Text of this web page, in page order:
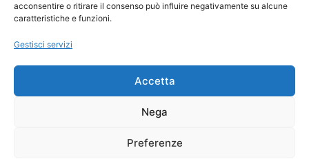
acconsentire o ritirare il consenso può influire negativamente su alcune
caratteristiche e funzioni.
Gestisci servizi
Accetta
Nega
Preferenze
Credits
Informazioni